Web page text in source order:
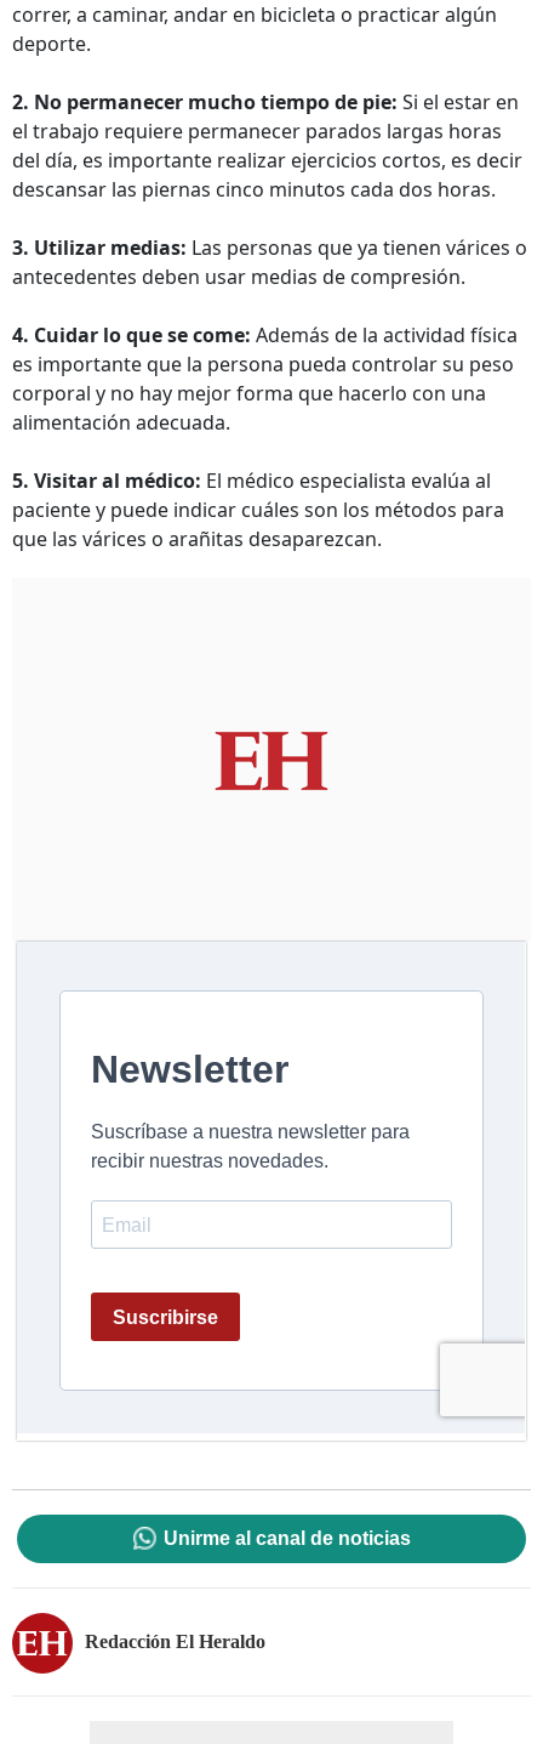
correr, a caminar, andar en bicicleta o practicar algún
deporte.
2. No permanecer mucho tiempo de pie: Si el estar en
el trabajo requiere permanecer parados largas horas
del día, es importante realizar ejercicios cortos, es decir
descansar las piernas cinco minutos cada dos horas.
3. Utilizar medias: Las personas que ya tienen várices o
antecedentes deben usar medias de compresión.
4. Cuidar lo que se come: Además de la actividad física
es importante que la persona pueda controlar su peso
corporal y no hay mejor forma que hacerlo con una
alimentación adecuada.
5. Visitar al médico: El médico especialista evalúa al
paciente y puede indicar cuáles son los métodos para
que las várices o arañitas desaparezcan.
Unirme al canal de noticias
Redacción El Heraldo